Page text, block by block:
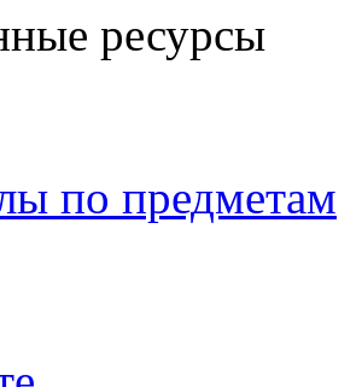
ресурсы
по предметам